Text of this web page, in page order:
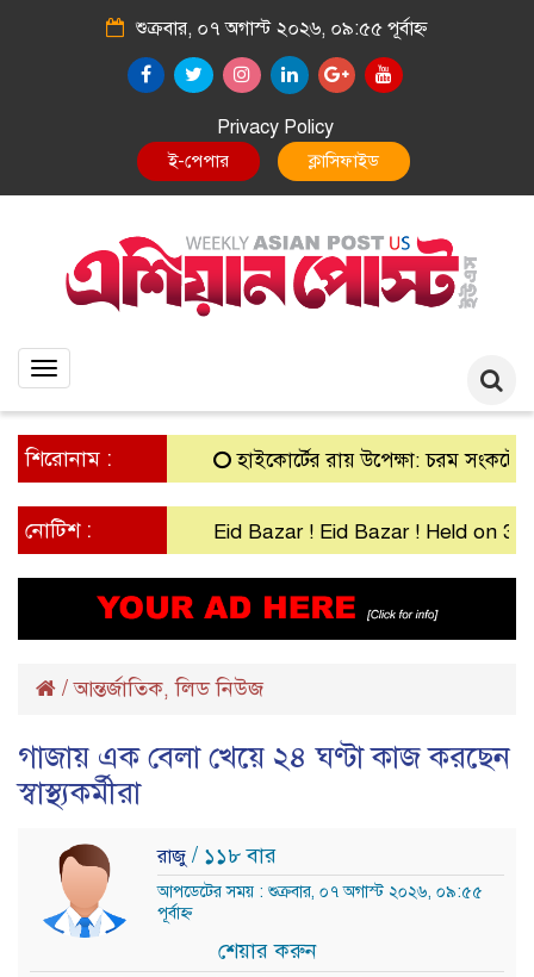
শুক্রবার, ০৭ অগাস্ট ২০২৬, ০৯:৫৫ পূর্বাহ্ন
Privacy Policy
E-Paper Classified
Toggle
শিরোনাম : হাইকোর্টের রায় উপেক্ষা: চরম সংকটে
নোটিশ : Eid Bazar ! Eid Bazar ! Held on 30th
/আন্তর্জাতিক,লিড নিউজ
গাজায় এক বেলা খেয়ে ২৪ ঘণ্টা কাজ করছেন
স্বাস্থ্যকর্মীরা
রাজু / ১১৮ বার
আপডেটের সময় : শুক্রবার, ০৭ অগাস্ট ২০২৬, ০৯:৫৫
পূর্বাহ্ন
শেয়ার করুন